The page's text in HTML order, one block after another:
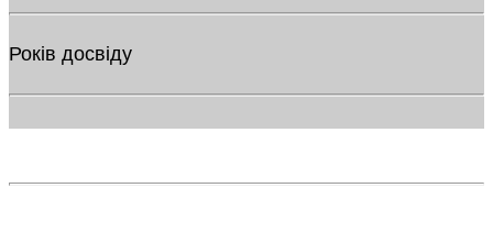
Років досвіду